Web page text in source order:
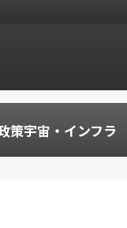
策宇宙・インフラ